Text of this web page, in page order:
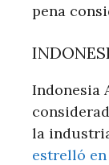
pena
Indonesia
la
estrelló en